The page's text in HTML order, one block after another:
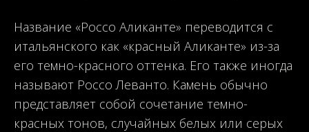
Название «Россо Аликанте» переводится с
итальянского как «красный Аликанте» из-за
его темно-красного оттенка. Его также иногда
называют Россо Леванто. Камень обычно
представляет собой сочетание темно-
красных тонов, случайных белых или серых